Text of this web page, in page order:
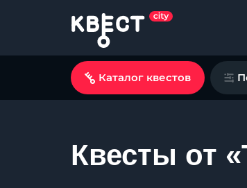
Каталог квестов
Квесты от